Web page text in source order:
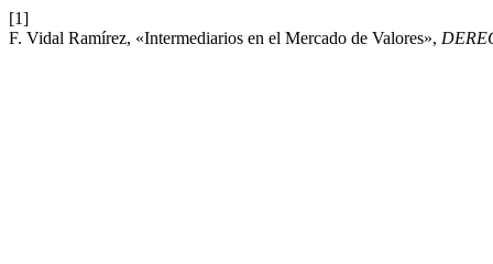
[1]
F. Vidal Ramírez, «Intermediarios en el Mercado de Valores»,